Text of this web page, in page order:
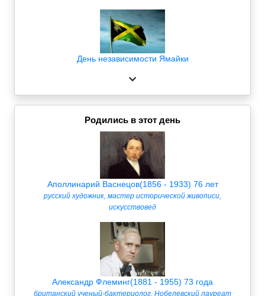
День независимости Ямайки
Родились в этот день
Аполлинарий Васнецов(1856 - 1933) 76 лет
русский художник, мастер исторической живописи,
искусствовед
Александр Флеминг(1881 - 1955) 73 года
британский ученый-бактериолог, Нобелевский лауреат